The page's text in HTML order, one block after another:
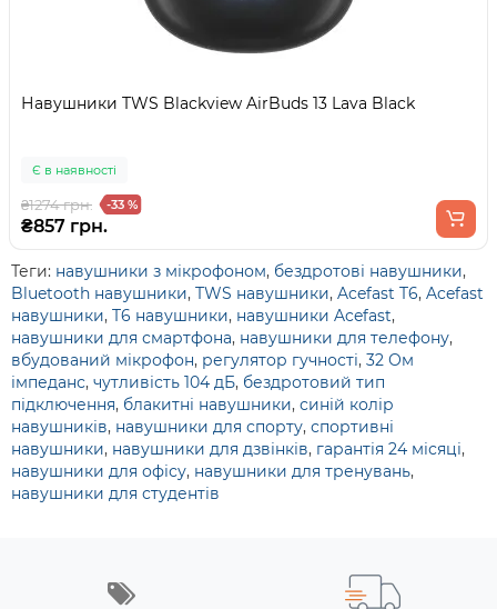
Навушники TWS Blackview AirBuds 13 Lava Black
Є в наявності
₴1274 грн. -33 %
₴857 грн.
Теги: навушники з мікрофоном, бездротові навушники,
Bluetooth навушники, TWS навушники, Acefast T6, Acefast
навушники, T6 навушники, навушники Acefast,
навушники для смартфона, навушники для телефону,
вбудований мікрофон, регулятор гучності, 32 Ом
імпеданс, чутливість 104 дБ, бездротовий тип
підключення, блакитні навушники, синій колір
навушників, навушники для спорту, спортивні
навушники, навушники для дзвінків, гарантія 24 місяці,
навушники для офісу, навушники для тренувань,
навушники для студентів